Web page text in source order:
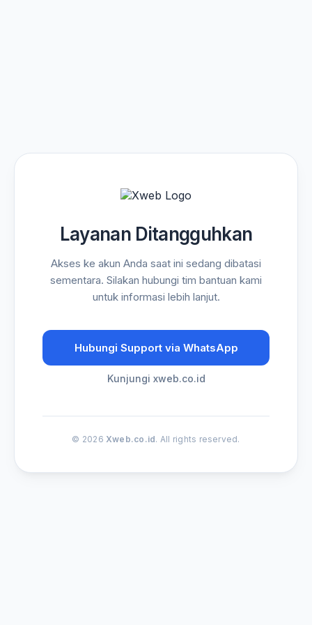
Layanan Ditangguhkan
Akses ke akun Anda saat ini sedang dibatasi
sementara. Silakan hubungi tim bantuan kami
untuk informasi lebih lanjut.
Hubungi Support via WhatsApp
Kunjungi xweb.co.id
© 2026 Xweb.co.id. All rights reserved.